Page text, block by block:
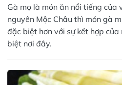
Gà mọ là món ăn nổi tiếng của
nguyên Mộc Châu thì món gà
đặc biệt hơn với sự kết hợp của
biệt nơi đây.